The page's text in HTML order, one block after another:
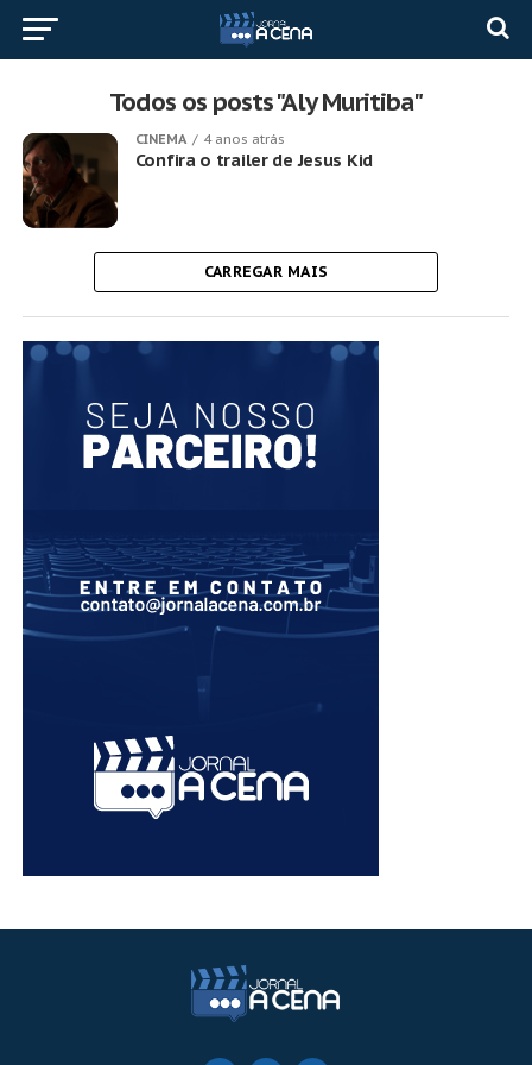
Todos os posts "Aly Muritiba"
CINEMA 4 anos atrás
Confira o trailer de Jesus Kid
CARREGAR MAIS